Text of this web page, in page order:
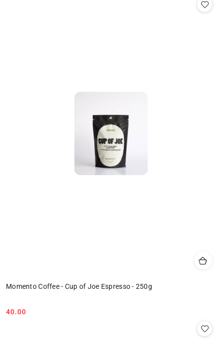
Momento Coffee - Cup of Joe Espresso - 250g
Cena:
40.00